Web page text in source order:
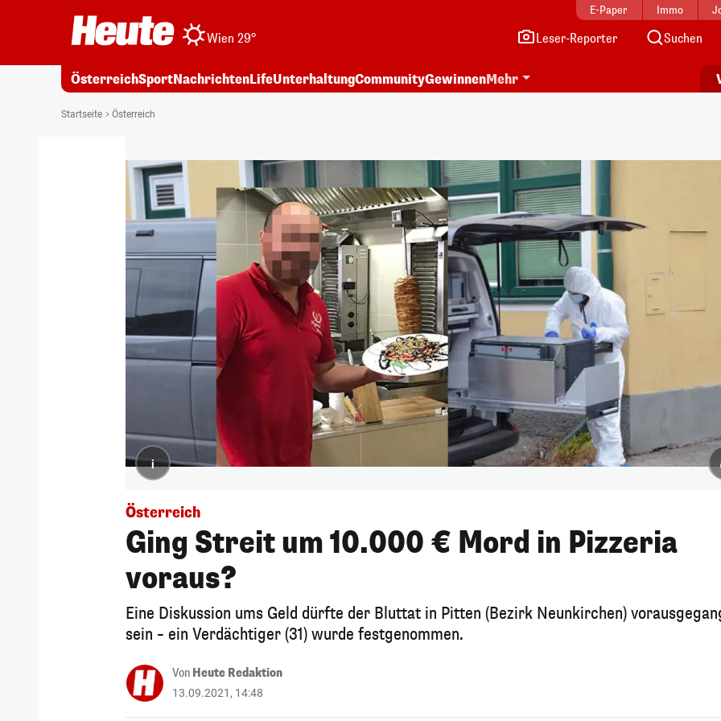
E-Paper Immo
Wien 29° Leser-Reporter Suchen
ÖsterreichSportNachrichtenLifeUnterhaltungCommunityGewinnenMehr
Startseite Österreich
i
Österreich
Ging Streit um 10.000 € Mord in Pizzeria
voraus?
Eine Diskussion ums Geld dürfte der Bluttat in Pitten (Bezirk Neunkirchen)
sein – ein Verdächtiger (31) wurde festgenommen.
Von Heute Redaktion
13.09.2021, 14:48